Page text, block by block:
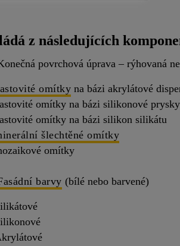
z následujících
povrchová úprava – rýhovaná
omítky na bázi akrylátové
omítky na bázi silikonové
omítky na bázi silikon silikátu
šlechtěné omítky
omítky
barvy (bílé nebo barvené)